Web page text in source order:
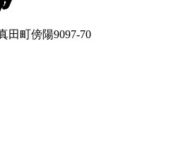
田町傍陽9097-70